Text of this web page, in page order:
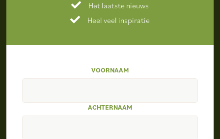
Het laatste nieuws
Heel veel inspiratie
VOORNAAM
ACHTERNAAM